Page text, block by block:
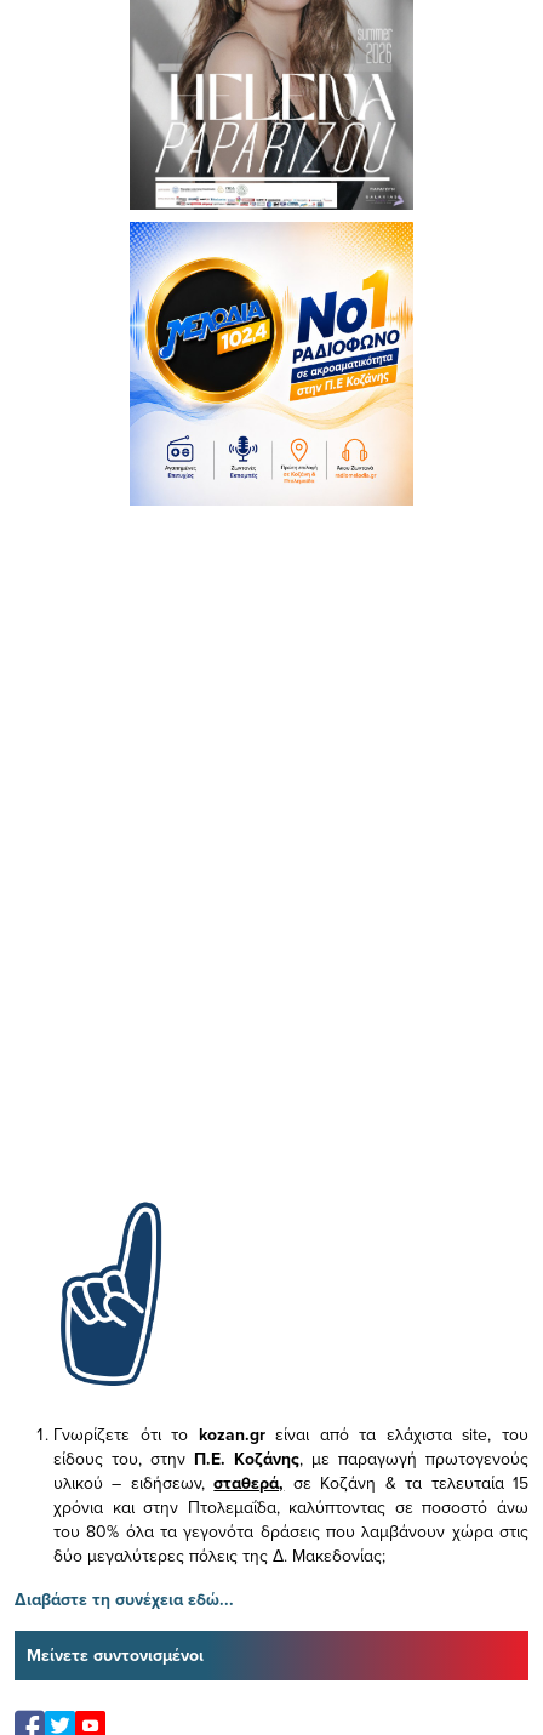
Γνωρίζετε ότι το kozan.gr είναι από τα ελάχισταsite, του
είδους του, στην Π.Ε. Κοζάνης, με παραγωγή πρωτογενούς
υλικού – ειδήσεων,σταθερά, σε Κοζάνη & τα τελευταία 15
χρόνια και στην Πτολεμαΐδα, καλύπτοντας σε ποσοστό άνω
του 80% όλα τα γεγονότα δράσεις που λαμβάνουν χώρα στις
δύο μεγαλύτερες πόλεις της Δ. Μακεδονίας;
Διαβάστε τη συνέχεια εδώ...
Μείνετε συντονισμένοι